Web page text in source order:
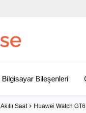
Bilgisayar Bileşenleri
Akıllı Saat Huawei Watch